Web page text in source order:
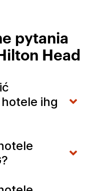
pytania
Head
ihg